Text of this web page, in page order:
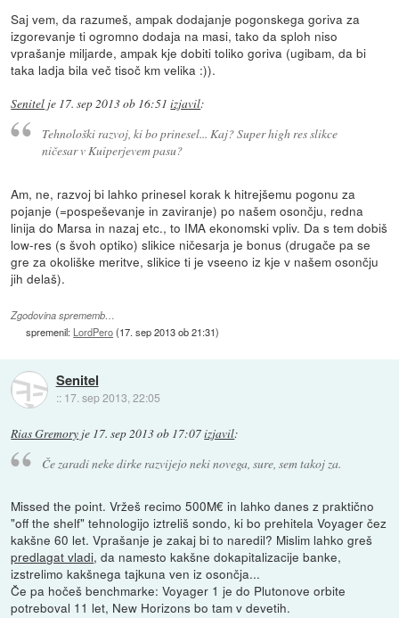
Saj vem, da razumeš, ampak dodajanje pogonskega goriva za
izgorevanje ti ogromno dodaja na masi, tako da sploh niso
vprašanje miljarde, ampak kje dobiti toliko goriva (ugibam, da bi
taka ladja bila več tisoč km velika :)).
Senitel je 17. sep 2013 ob 16:51 izjavil:
Tehnološki razvoj, ki bo prinesel... Kaj? Super high res slikce
ničesar v Kuiperjevem pasu?
Am, ne, razvoj bi lahko prinesel korak k hitrejšemu pogonu za
pojanje (=pospeševanje in zaviranje) po našem osončju, redna
linija do Marsa in nazaj etc., to IMA ekonomski vpliv. Da s tem dobiš
low-res (s švoh optiko) slikice ničesarja je bonus (drugače pa se
gre za okoliške meritve, slikice ti je vseeno iz kje v našem osončju
jih delaš).
Zgodovina sprememb…
spremenil: LordPero(17. sep 2013 ob 21:31)
Senitel
:: 17. sep 2013, 22:05
Rias Gremory je 17. sep 2013 ob 17:07izjavil:
Če zaradi neke dirke razvijejo neki novega, sure, sem takoj za.
Missed the point. Vržeš recimo 500M€ in lahko danes z praktično
"off the shelf" tehnologijo iztreliš sondo, ki bo prehitela Voyager čez
kakšne 60 let. Vprašanje je zakaj bi to naredil? Mislim lahko greš
predlagat vladi, da namesto kakšne dokapitalizacije banke,
izstrelimo kakšnega tajkuna ven iz osončja...
Če pa hočeš benchmarke: Voyager 1 je do Plutonove orbite
potreboval 11 let, New Horizons bo tam v devetih.